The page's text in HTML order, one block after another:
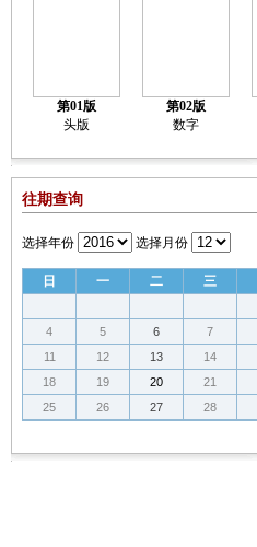
第01版
头版
第02版
数字
往期查询
选择年份 选择月份
日 一 二 三
4
5 6 7
11
12 13 14
18
19 20 21
25
26 27 28